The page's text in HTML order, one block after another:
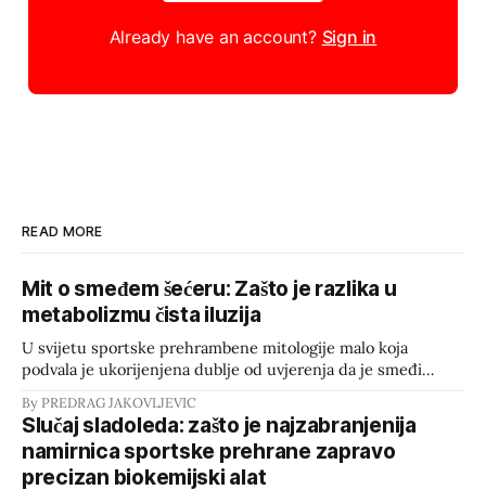
Already have an account? Sign in
READ MORE
Mit o smeđem šećeru: Zašto je razlika u
metabolizmu čista iluzija
U svijetu sportske prehrambene mitologije malo koja
podvala je ukorijenjena dublje od uvjerenja da je smeđi
Vrijeme je da presiječemo s nagađanjima i pogledamo gole
činjenice iz perspektive biokemijske forenzike. 1. Što je
zapravo smeđi šećer? Gledano s kemijskog stajališta, bijeli i
By PREDRAG JAKOVLJEVIC
Slučaj sladoleda: zašto je najzabranjenija
namirnica sportske prehrane zapravo
precizan biokemijski alat